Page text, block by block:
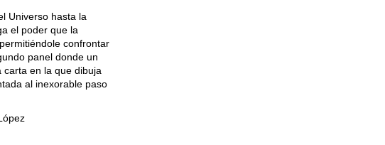
Universo hasta la
el poder que la
confrontar
panel donde un
carta en la que dibuja
al inexorable paso